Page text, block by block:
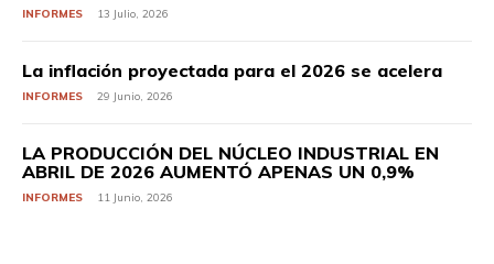
INFORMES 13 Julio, 2026
La inflación proyectada para el 2026 se acelera
INFORMES 29 Junio, 2026
LA PRODUCCIÓN DEL NÚCLEO INDUSTRIAL EN
ABRIL DE 2026 AUMENTÓ APENAS UN 0,9%
INFORMES 11 Junio, 2026